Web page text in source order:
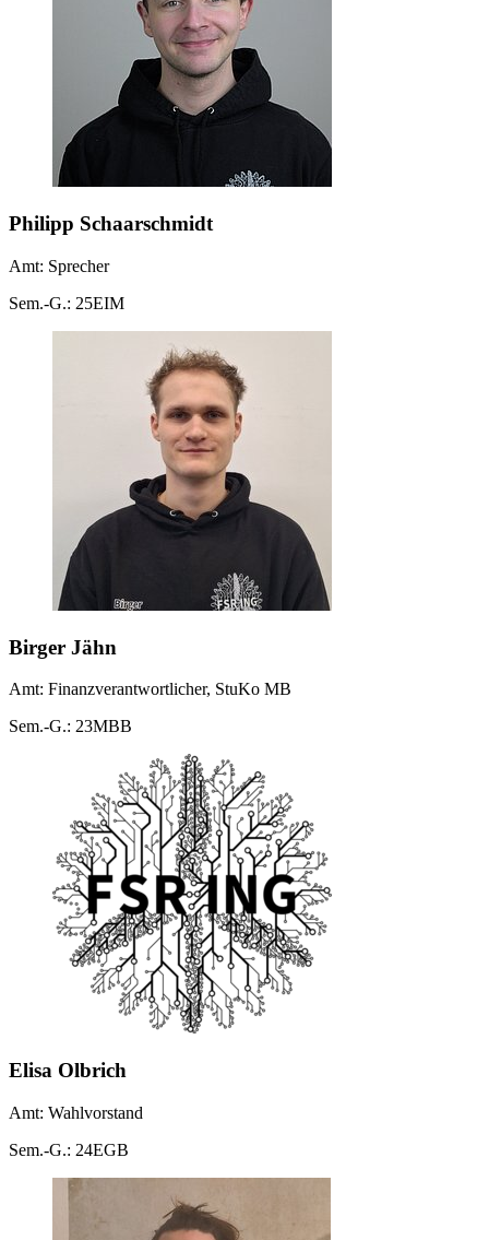
Philipp Schaarschmidt
Amt: Sprecher
Sem.-G.: 25EIM
Birger Jähn
Amt: Finanzverantwortlicher, StuKo MB
Sem.-G.: 23MBB
Elisa Olbrich
Amt: Wahlvorstand
Sem.-G.: 24EGB